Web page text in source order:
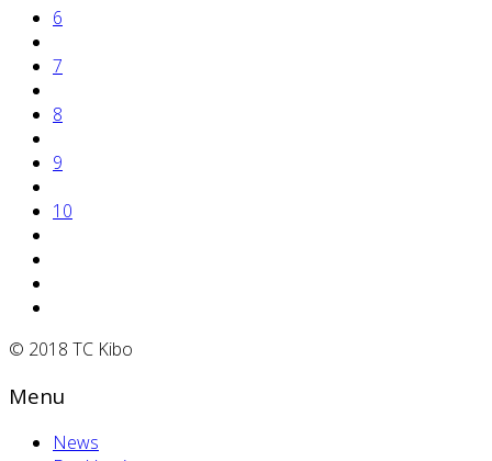
6
7
8
9
10
© 2018 TC Kibo
Menu
News